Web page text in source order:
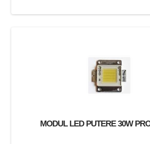
MODUL LED PUTERE 30W